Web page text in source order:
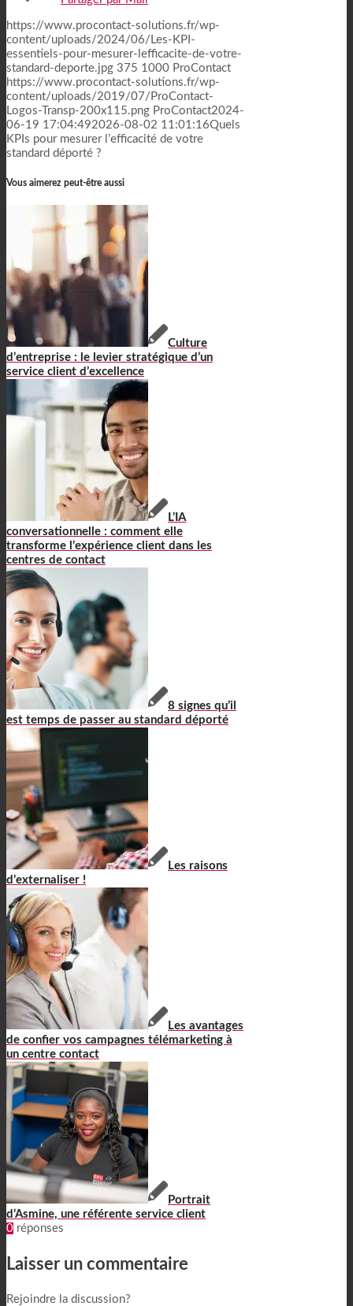
https://www.procontact-solutions.fr/wp-
content/uploads/2024/06/Les-KPI-
essentiels-pour-mesurer-lefficacite-de-votre-
standard-deporte.jpg 375 1000 ProContact
https://www.procontact-solutions.fr/wp-
content/uploads/2019/07/ProContact-
Logos-Transp-200x115.png ProContact2024-
06-19 17:04:492026-08-02 11:01:16Quels
KPIs pour mesurer l’efficacité de votre
standard déporté ?
Vous aimerez peut-être aussi
Culture
d’entreprise : le levier stratégique d’un
service client d’excellence
L’IA
conversationnelle : comment elle
transforme l’expérience client dans les
centres de contact
8 signes qu’il
est temps de passer au standard déporté
Les raisons
d’externaliser !
Les avantages
de confier vos campagnes télémarketing à
un centre contact
Portrait
d’Asmine, une référente service client
0 réponses
Laisser un commentaire
Rejoindre la discussion?